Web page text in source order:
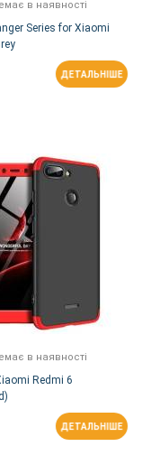
в наявності
Series for Xiaomi
ДЕТАЛЬНІШЕ
в наявності
Redmi 6
ДЕТАЛЬНІШЕ